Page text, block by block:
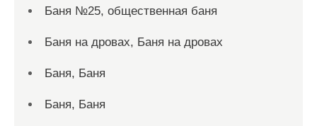
Баня №25, общественная баня
Баня на дровах, Баня на дровах
Баня, Баня
Баня, Баня